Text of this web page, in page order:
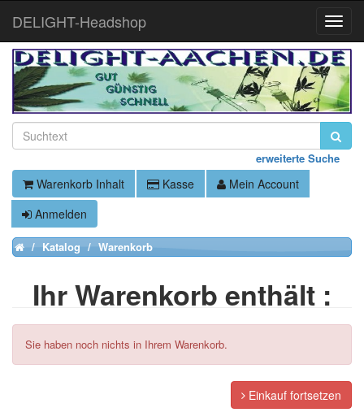
erweiterte Suche
Warenkorb Inhalt Kasse
Mein Account
Anmelden
HomeKatalog Warenkorb
Ihr Warenkorb enthält :
Sie haben noch nichts in Ihrem Warenkorb.
Einkauf fortsetzen
Toggle
DELIGHT-Headshop